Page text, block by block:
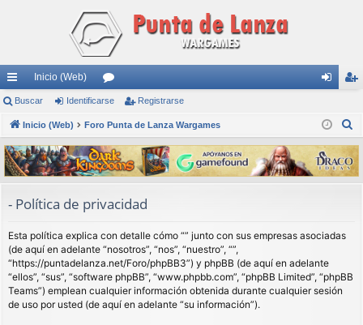
nl
ac
es
rá
s
Inicio (Web)
or
os nti
fic
ar
ist
ra
rs
Buscar Identificarse Registrarse
Inicio (Web) Foro Punta de Lanza Wargames
s
c
- Política de privacidad
Esta política explica con detalle cómo “” junto con sus empresas asociadas
(de aquí en adelante “nosotros”, “nos”, “nuestro”, “”,
“https://puntadelanza.net/Foro/phpBB3”) y phpBB (de aquí en adelante
“ellos”, “sus”, “software phpBB”, “www.phpbb.com”, “phpBB Limited”, “phpBB
Teams”) emplean cualquier información obtenida durante cualquier sesión
de uso por usted (de aquí en adelante “su información”).